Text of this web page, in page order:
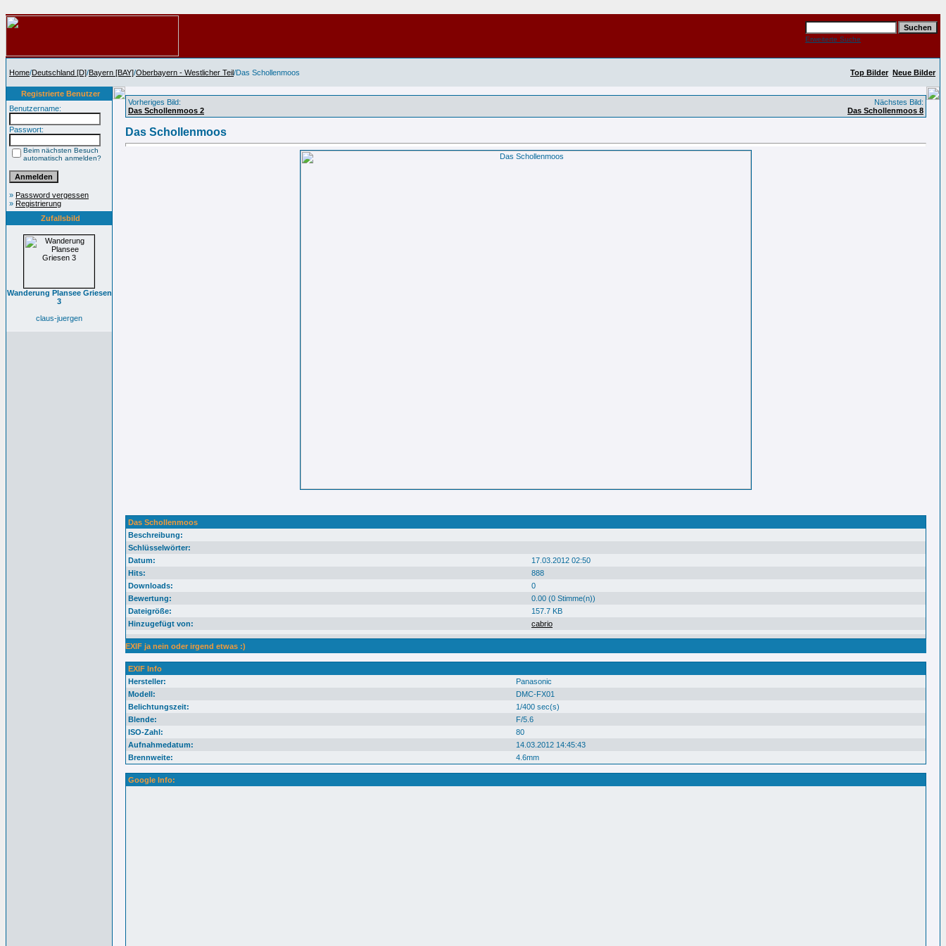
Erweiterte Suche
Home/Deutschland [D]/Bayern [BAY]/Oberbayern - Westlicher Teil/Das Schollenmoos Top Bilder Neue Bilder
Registrierte Benutzer
Benutzername:
Passwort:
Beim nächsten Besuch
automatisch anmelden?
» Password vergessen
» Registrierung
Zufallsbild
Wanderung Plansee Griesen
3
claus-juergen
Vorheriges Bild:
Das Schollenmoos 2
Nächstes Bild:
Das Schollenmoos 8
Das Schollenmoos
Das Schollenmoos
Beschreibung:
Schlüsselwörter:
Datum:
17.03.2012 02:50
Hits:
888
Downloads:
0
Bewertung:
0.00 (0 Stimme(n))
Dateigröße:
157.7 KB
Hinzugefügt von:
cabrio
EXIF ja nein oder irgend etwas :)
EXIF Info
Hersteller:
Panasonic
Modell:
DMC-FX01
Belichtungszeit:
1/400 sec(s)
Blende:
F/5.6
ISO-Zahl:
80
Aufnahmedatum:
14.03.2012 14:45:43
Brennweite:
4.6mm
Google Info: